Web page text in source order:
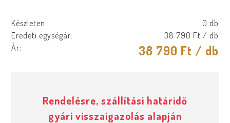
Készleten:
0 db
Eredeti egységár:
38 790 Ft / db
Ár:
38 790 Ft / db
Rendelésre, szállítási határidő
gyári visszaigazolás alapján